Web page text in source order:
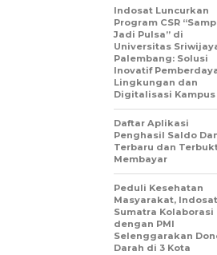
Indosat Luncurkan
Program CSR
Jadi Pulsa” di
Universitas
Palembang: Solusi
Inovatif
Lingkungan dan
Digitalisasi Kampus
Daftar Aplikasi
Penghasil Saldo
Terbaru dan
Membayar
Peduli Kesehatan
Masyarakat, Indosat
Sumatra Kolaborasi
dengan PMI
Selenggarakan
Darah di 3 Kota